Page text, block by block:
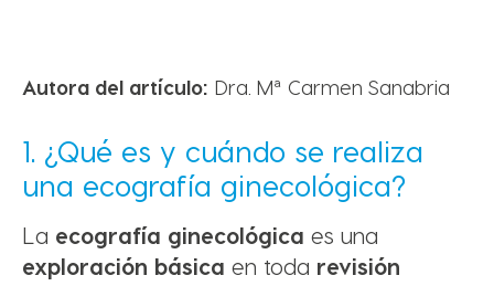
Autora del artículo: Dra. Mª Carmen Sanabria
1. ¿Qué es y cuándo se realiza
una ecografía ginecológica?
La ecografía ginecológica es una
exploración básica en toda revisión